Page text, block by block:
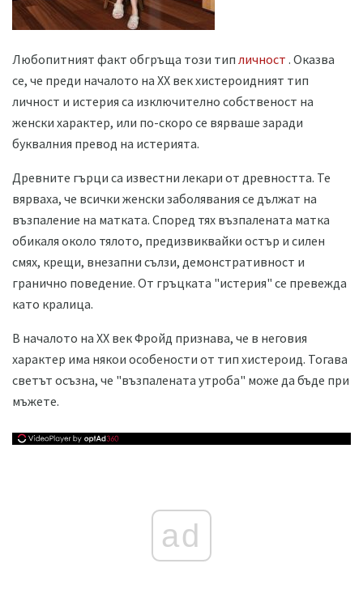
Любопитният факт обгръща този тип личност . Оказва
се, че преди началото на ХХ век хистероидният тип
личност и истерия са изключително собственост на
женски характер, или по-скоро се вярваше заради
буквалния превод на истерията.
Древните гърци са известни лекари от древността. Те
вярваха, че всички женски заболявания се дължат на
възпаление на матката. Според тях възпалената матка
обикаля около тялото, предизвиквайки остър и силен
смях, крещи, внезапни сълзи, демонстративност и
гранично поведение. От гръцката "истерия" се превежда
като кралица.
В началото на ХХ век Фройд признава, че в неговия
характер има някои особености от тип хистероид. Тогава
светът осъзна, че "възпалената утроба" може да бъде при
мъжете.
ad